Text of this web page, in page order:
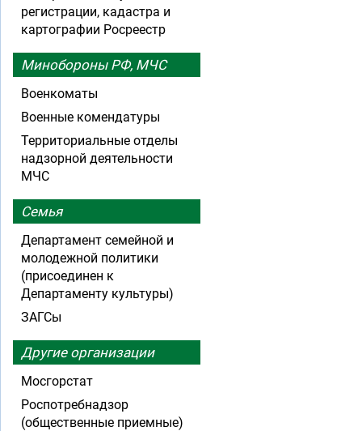
регистрации, кадастра и
картографии Росреестр
Минобороны РФ, МЧС
Военкоматы
Военные комендатуры
Территориальные отделы
надзорной деятельности
МЧС
Семья
Департамент семейной и
молодежной политики
(присоединен к
Департаменту культуры)
ЗАГСы
Другие организации
Мосгорстат
Роспотребнадзор
(общественные приемные)